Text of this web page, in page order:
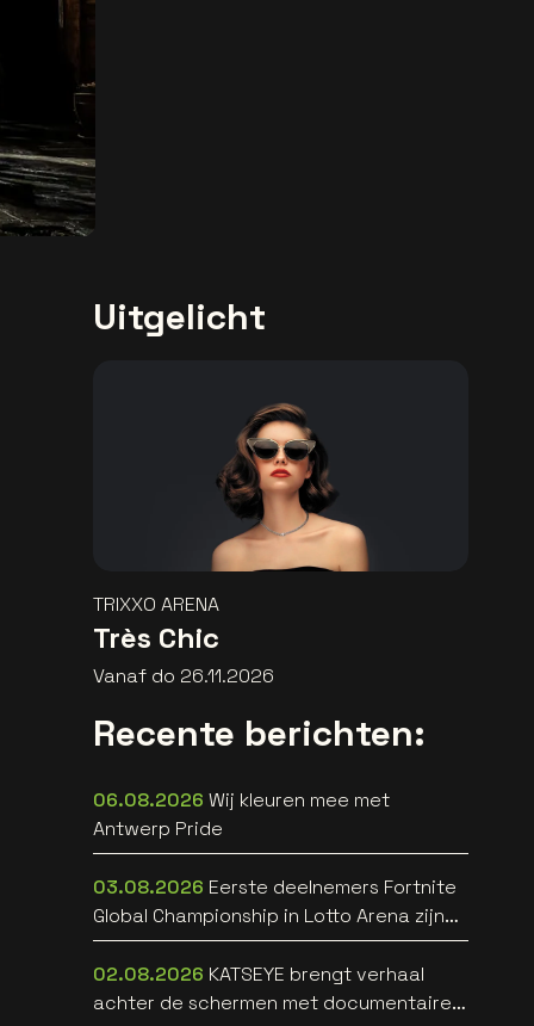
Uitgelicht
TRIXXO ARENA
Très Chic
Vanaf do 26.11.2026
Recente berichten:
06.08.2026 Wij kleuren mee met
Antwerp Pride
03.08.2026 Eerste deelnemers Fortnite
Global Championship in Lotto Arena zijn
bekend
02.08.2026 KATSEYE brengt verhaal
achter de schermen met documentaire